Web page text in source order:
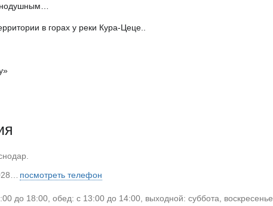
в горах у реки Кура-Цеце..
посмотреть телефон
до 18:00, обед: с 13:00 до 14:00, выходной: суббота, воскресенье.